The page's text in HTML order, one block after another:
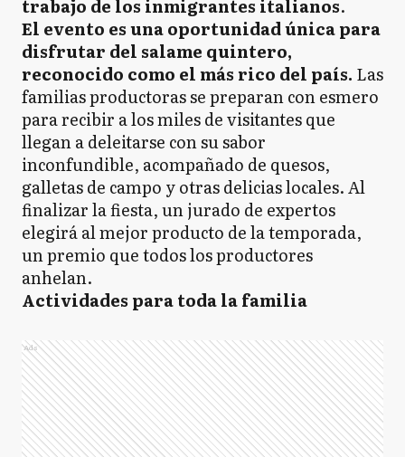
trabajo de los inmigrantes italianos.
El evento es una oportunidad única para
disfrutar del salame quintero,
reconocido como el más rico del país. Las
familias productoras se preparan con esmero
para recibir a los miles de visitantes que
llegan a deleitarse con su sabor
inconfundible, acompañado de quesos,
galletas de campo y otras delicias locales. Al
finalizar la fiesta, un jurado de expertos
elegirá al mejor producto de la temporada,
un premio que todos los productores
anhelan.
Actividades para toda la familia
Ads